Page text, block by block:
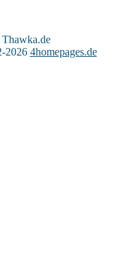
Thawka.de
2026 4homepages.de